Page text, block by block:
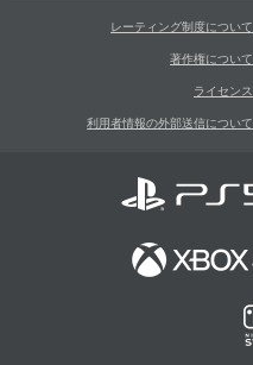
レーティング制度について
著作権について
ライセンス
利用者情報の外部送信について